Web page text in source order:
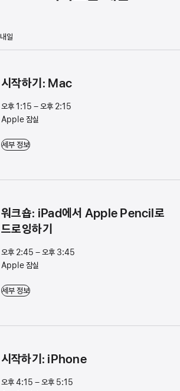
내일
시⁠작⁠하⁠기⁠: Mac
오후 1:15 – 오후 2:15
Apple 잠실
시⁠작⁠하⁠기⁠: Mac - 오후 1:15 – 오후 2:15 - Apple 잠실
세부 정보
워⁠크⁠숍⁠: iPad⁠에⁠서 Apple Pencil⁠로
드⁠로⁠잉⁠하⁠기
오후 2:45 – 오후 3:45
Apple 잠실
워⁠크⁠숍⁠: iPad⁠에⁠서 Apple Pencil⁠로 드⁠로⁠잉⁠하⁠기 - 오후
세부 정보
시작하기: iPhone
오후 4:15 – 오후 5:15